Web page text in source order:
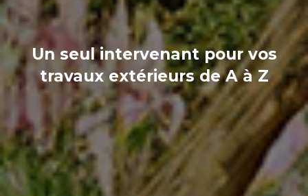
Un seul intervenant pour vos
travaux extérieurs de A à Z